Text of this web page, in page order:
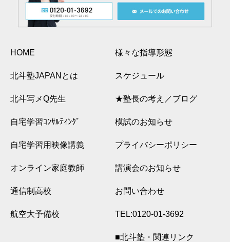
HOME
北斗塾JAPANとは
北斗写メQ先生
自宅学習ｺﾝｻﾙﾃｨﾝｸﾞ
自宅学習用映像講義
オンライン家庭教師
通信制高校
航空大予備校
様々な指導形態
スケジュール
★塾長の考え／ブログ
模試のお知らせ
プライバシーポリシー
講演会のお知らせ
お問い合わせ
TEL:0120-01-3692
■北斗塾・関連リンク